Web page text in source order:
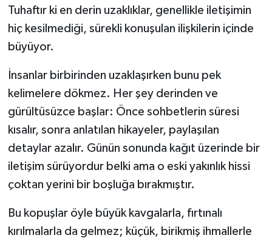
Tuhaftır ki en derin uzaklıklar, genellikle iletişimin
hiç kesilmediği, sürekli konuşulan ilişkilerin içinde
büyüyor.
İnsanlar birbirinden uzaklaşırken bunu pek
kelimelere dökmez. Her şey derinden ve
gürültüsüzce başlar: Önce sohbetlerin süresi
kısalır, sonra anlatılan hikayeler, paylaşılan
detaylar azalır. Günün sonunda kağıt üzerinde bir
iletişim sürüyordur belki ama o eski yakınlık hissi
çoktan yerini bir boşluğa bırakmıştır.
Bu kopuşlar öyle büyük kavgalarla, fırtınalı
kırılmalarla da gelmez; küçük, birikmiş ihmallerle